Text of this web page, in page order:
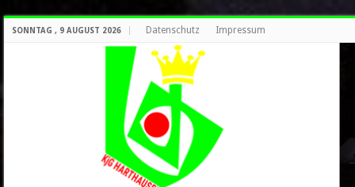
SONNTAG , 9 AUGUST 2026 Datenschutz Impressum